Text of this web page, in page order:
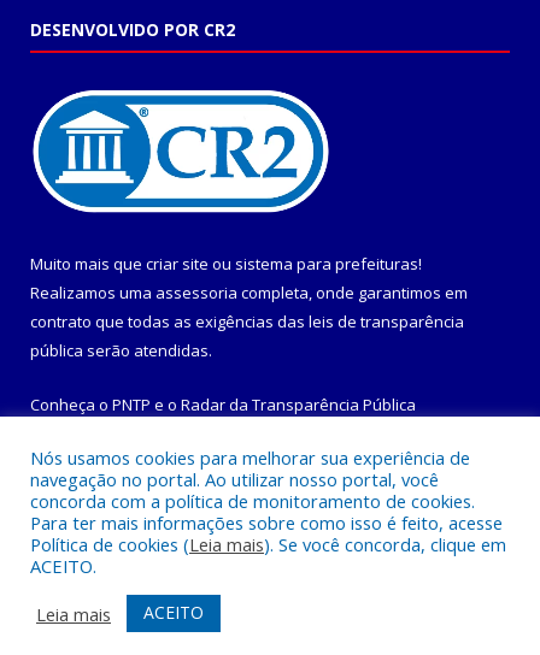
DESENVOLVIDO POR CR2
Muito mais que criar site ou sistema para prefeituras!
Realizamos uma assessoria completa, onde garantimos em
contrato que todas as exigências das leis de transparência
pública serão atendidas.
Conheça o PNTP e o Radar da Transparência Pública
Todos os direitos reservados a Prefeitura Municipal de
Maracanã.
Mapa do Site
Acessar Área Administrativa
Acessar Webmail
Nós usamos cookies para melhorar sua experiência de
navegação no portal. Ao utilizar nosso portal, você
concorda com a política de monitoramento de cookies.
Para ter mais informações sobre como isso é feito, acesse
Política de cookies (Leia mais). Se você concorda, clique em
ACEITO.
Leia mais
ACEITO